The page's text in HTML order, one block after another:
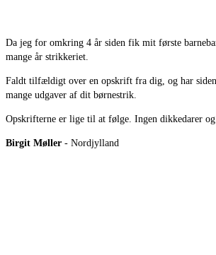
Da jeg for omkring 4 år siden fik mit første
mange år strikkeriet.
Faldt tilfældigt over en opskrift fra dig, og har
mange udgaver af dit børnestrik.
Opskrifterne er lige til at følge. Ingen dikkedarer
Birgit Møller - Nordjylland